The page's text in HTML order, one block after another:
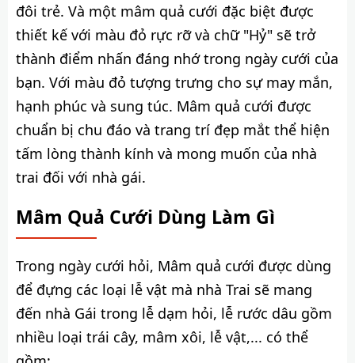
đôi trẻ. Và một mâm quả cưới đặc biệt được
thiết kế với màu đỏ rực rỡ và chữ "Hỷ" sẽ trở
thành điểm nhấn đáng nhớ trong ngày cưới của
bạn. Với màu đỏ tượng trưng cho sự may mắn,
hạnh phúc và sung túc. Mâm quả cưới được
chuẩn bị chu đáo và trang trí đẹp mắt thể hiện
tấm lòng thành kính và mong muốn của nhà
trai đối với nhà gái.
Mâm Quả Cưới Dùng Làm Gì
Trong ngày cưới hỏi, Mâm quả cưới được dùng
để đựng các loại lễ vật mà nhà Trai sẽ mang
đến nhà Gái trong lễ dạm hỏi, lễ rước dâu gồm
nhiều loại trái cây, mâm xôi, lễ vật,... có thể